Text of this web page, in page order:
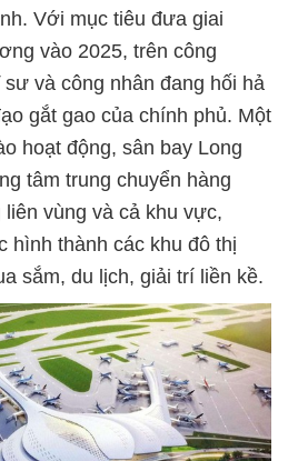
Với mục tiêu đưa giai
vào 2025, trên công
và công nhân đang hối hả
gắt gao của chính phủ. Một
hoạt động, sân bay Long
tâm trung chuyển hàng
vùng và cả khu vực,
hình thành các khu đô thị
sắm, du lịch, giải trí liền kề.